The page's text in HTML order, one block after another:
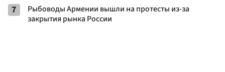
7
Рыбоводы Армении вышли на протесты из-за
закрытия рынка России